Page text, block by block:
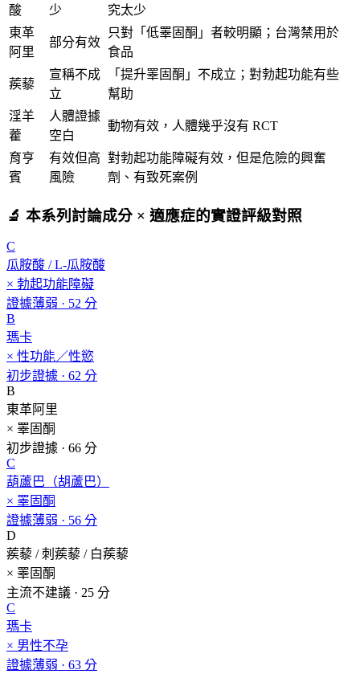
酸 少
究太少
東革
阿里
部分有效
只對「低睪固酮」者較明顯；台灣禁用於
食品
蒺藜
宣稱不成
立
「提升睪固酮」不成立；對勃起功能有些
幫助
淫羊
藿
人體證據
空白
動物有效，人體幾乎沒有 RCT
育亨
賓
有效但高
風險
對勃起功能障礙有效，但是危險的興奮
劑、有致死案例
🔬 本系列討論成分 × 適應症的實證評級對照
C
瓜胺酸 / L-瓜胺酸
× 勃起功能障礙
證據薄弱 · 52 分
B
瑪卡
× 性功能／性慾
初步證據 · 62 分
B
東革阿里
× 睪固酮
初步證據 · 66 分
C
葫蘆巴（胡蘆巴）
× 睪固酮
證據薄弱 · 56 分
D
蒺藜 / 刺蒺藜 / 白蒺藜
× 睪固酮
主流不建議 · 25 分
C
瑪卡
× 男性不孕
證據薄弱 · 63 分